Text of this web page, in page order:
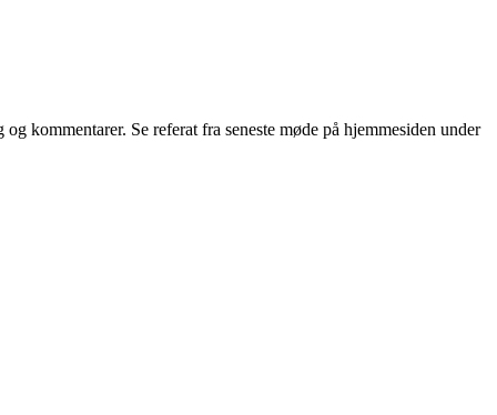
kommentarer. Se referat fra seneste møde på hjemmesiden under